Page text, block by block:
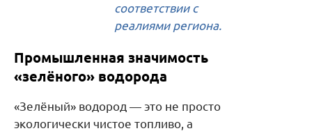
соответствии с
реалиями региона.
Промышленная значимость
«зелёного» водорода
«Зелёный» водород — это не просто
экологически чистое топливо, а